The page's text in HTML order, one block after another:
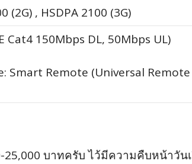
(2G) , HSDPA 2100 (3G)
Cat4 150Mbps DL, 50Mbps UL)
Smart Remote (Universal
บาทครับ ไว้มีความคืบหน้าวั